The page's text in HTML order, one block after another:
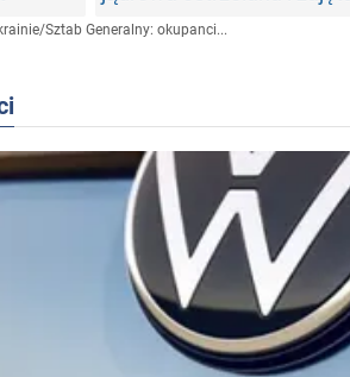
/Sztab Generalny: okupanci...